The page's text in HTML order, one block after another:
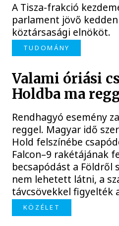
A Tisza-frakció
parlament jövő
köztársasági elnököt.
TUDOMÁNY
Valami óriási
Holdba ma
Rendhagyó esemény
reggel. Magyar idő
Hold felszínébe
Falcon–9 rakétájának
becsapódást a Földről
nem lehetett látni, a
távcsövekkel figyelték
KÖZÉLET